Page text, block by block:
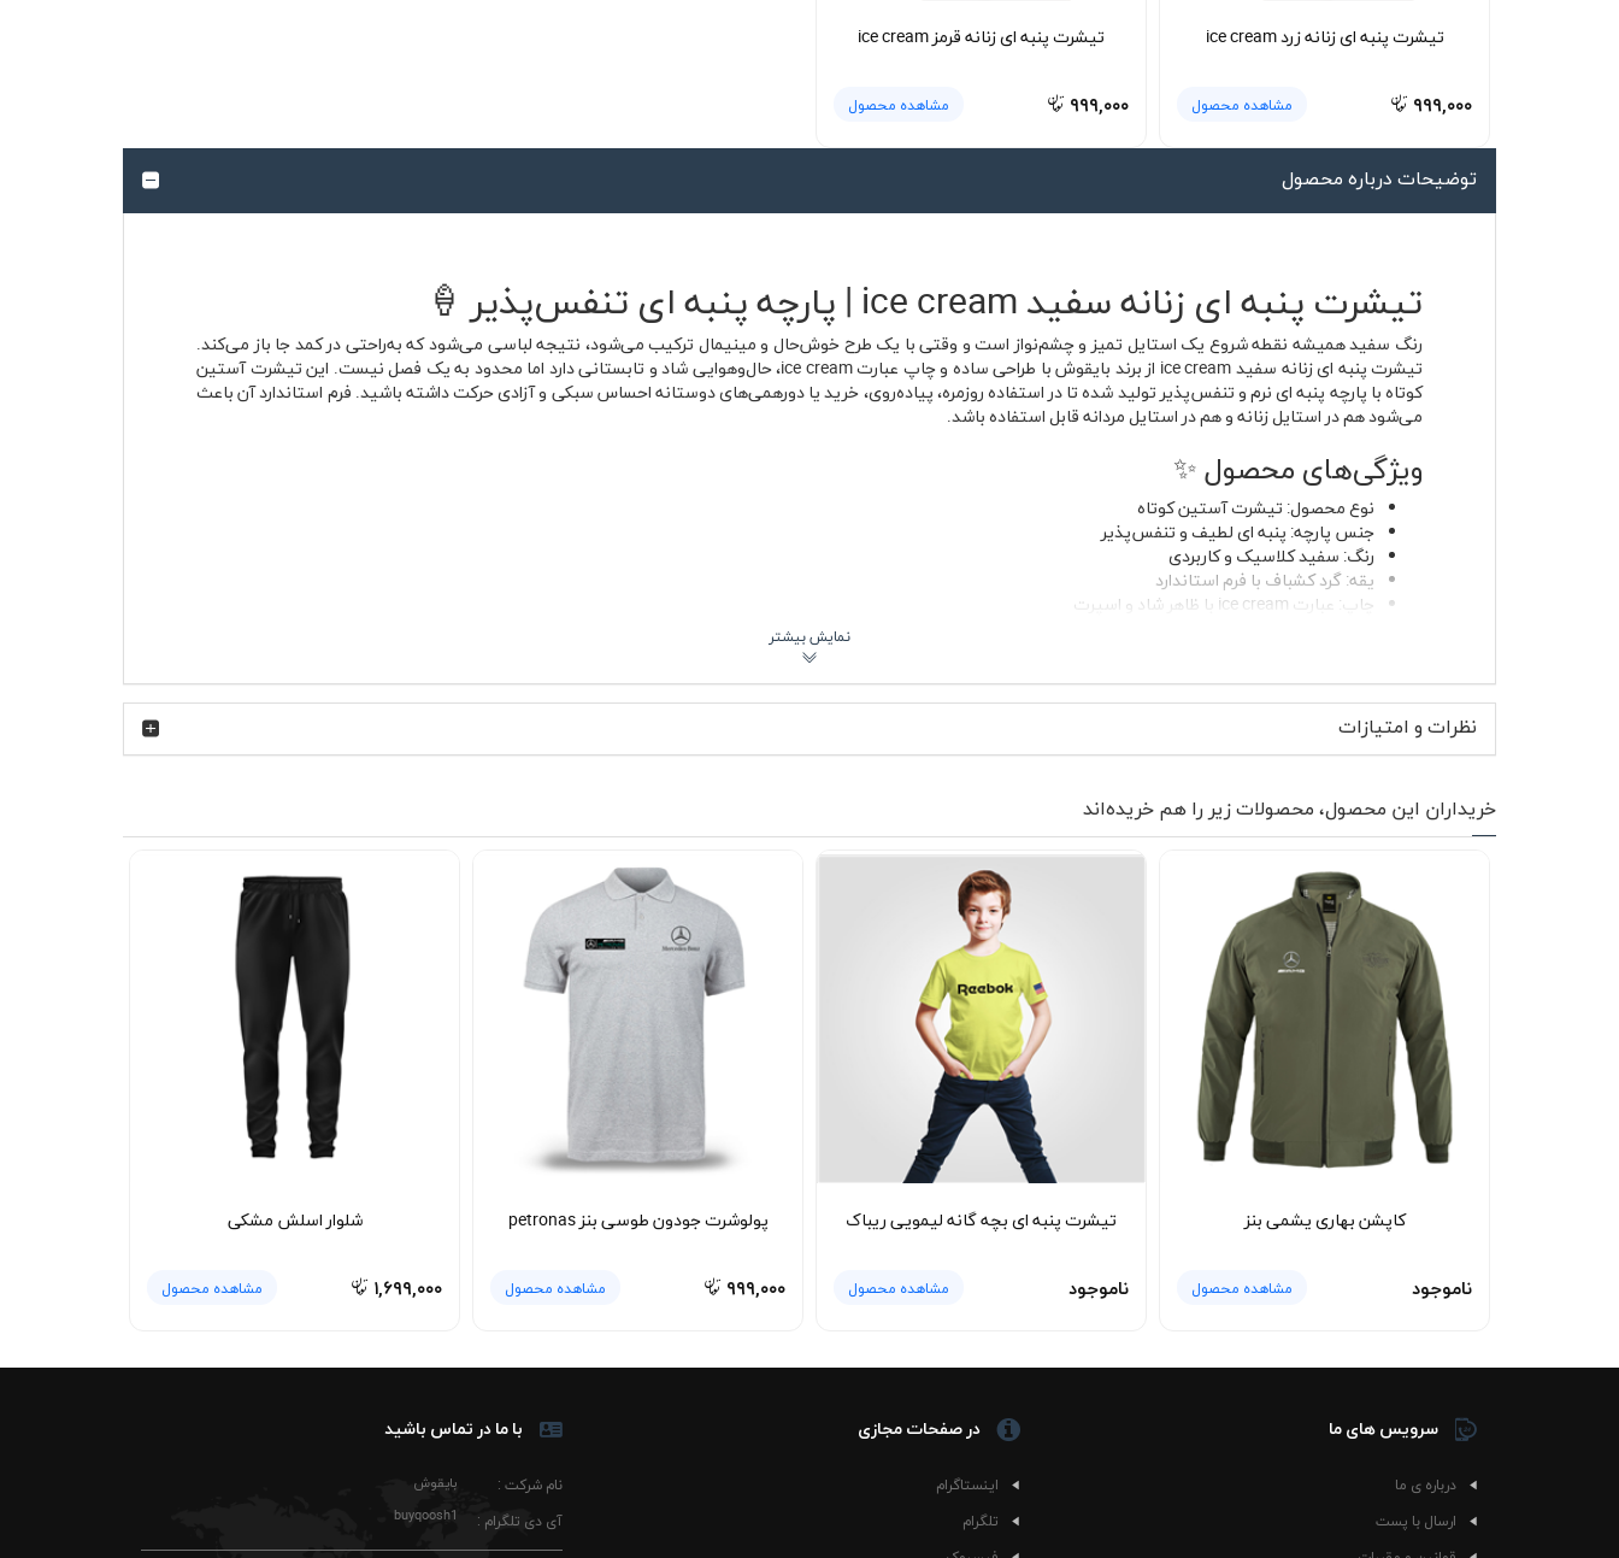
گردنی کلاه شو
تیشرت پنبه ای زنانه زرد ice cream
۹۹۹,۰۰۰ مشاهده محصول
تیشرت پنبه ای زنانه قرمز ice cream
۹۹۹,۰۰۰ مشاهده محصول
توضیحات درباره محصول
تیشرت پنبه ای زنانه سفید ice cream | پارچه پنبه ای تنفس‌پذیر 🍦
رنگ سفید همیشه نقطه شروع یک استایل تمیز و چشم‌نواز است و وقتی با یک طرح خوش‌حال و مینیمال ترکیب می‌شود، نتیجه لباسی می‌شود که به‌راحتی در کمد جا باز می‌کند.
تیشرت پنبه ای زنانه سفید ice cream از برند بایقوش با طراحی ساده و چاپ عبارت ice cream، حال‌وهوایی شاد و تابستانی دارد اما محدود به یک فصل نیست. این تیشرت آستین
کوتاه با پارچه پنبه ای نرم و تنفس‌پذیر تولید شده تا در استفاده روزمره، پیاده‌روی، خرید یا دورهمی‌های دوستانه احساس سبکی و آزادی حرکت داشته باشید. فرم استاندارد آن باعث
می‌شود هم در استایل زنانه و هم در استایل مردانه قابل استفاده باشد.
ویژگی‌های محصول ✨
نوع محصول: تیشرت آستین کوتاه
جنس پارچه: پنبه ای لطیف و تنفس‌پذیر
رنگ: سفید کلاسیک و کاربردی
یقه: گرد کشباف با فرم استاندارد
چاپ: عبارت ice cream با ظاهر شاد و اسپرت
پارچه پنبه ای به‌کاررفته در تیشرت پنبه ای زنانه سفید ice cream به‌گونه‌ای انتخاب شده که گردش هوا به‌خوبی انجام شود و بدن در طول روز احساس خنکی داشته باشد. بافت پارچه
نرم است اما در عین حال ایستایی مناسبی دارد و بعد از چندین بار شستشو فرم خود را حفظ می‌کند. یقه گرد کشباف به‌درستی روی گردن می‌نشیند و کش آن در طول زمان شل
نمی‌شود. چاپ ice cream جلوه‌ای سرزنده به لباس داده و در کنار رنگ سفید، کنتراست چشم‌نوازی ایجاد می‌کند که به‌راحتی با آیتم‌های مختلف ست می‌شود.
تیشرت پنبه ای زنانه سفید ice cream برای استایل روزمره انتخابی کاربردی است. می‌توانید آن را با شلوار جین آبی روشن یا تیره ست کنید تا یک ترکیب کلاسیک و همیشه‌جواب بده
تیشرت سفید را زیر کت جین یا بلیزر سبک پوشید. حتی در روزهای خنک‌تر سال، استفاده از آن زیر کاپشن یا هودی به دلیل پنبه ای بودن پارچه حس راحتی را حفظ می‌کند و لایه زیرین
خوش‌فرمی ایجاد می‌کند. رنگ سفید این تیشرت به‌راحتی با رنگ‌های پاستلی، صورتی ملایم، آبی آسمانی یا حتی مشکی و طوسی ترکیب می‌شود.
نحوه شستشو و نگهداری 🧼
برای حفظ کیفیت پارچه و دوام چاپ، شستشو با آب سرد توصیه می‌شود. بهتر است تیشرت را پشت‌ورو کرده و با لباس‌های همرنگ بشویید تا سفیدی آن شفاف بماند. استفاده از
شوینده ملایم و پرهیز از خشک‌کن با حرارت بالا به جلوگیری از تغییر فرم پارچه کمک می‌کند. با رعایت این نکات ساده، تیشرت پنبه ای زنانه سفید ice cream برای مدت طولانی بدون
پرزدهی و بدون آب‌رفت باقی می‌ماند و همان ظاهر مرتب روز اول را حفظ خواهد کرد.
تیشرت پنبه ای زنانه سفید ice cream ترکیبی از راحتی، طراحی شاد و کاربرد روزمره است؛ لباسی که می‌تواند پایه بسیاری از استایل‌های زنانه و مردانه باشد و در هر فصلی با یک لایه
مناسب، همچنان قابل استفاده بماند.
نظرات و امتیازات
خریداران این محصول، محصولات زیر را هم خریده‌اند
کاپشن بهاری یشمی بنز
ناموجود مشاهده محصول
تیشرت پنبه ای بچه گانه لیمویی ریباک
ناموجود مشاهده محصول
پولوشرت جودون طوسی بنز petronas
۹۹۹,۰۰۰ مشاهده محصول
شلوار اسلش مشکی
۱,۶۹۹,۰۰۰ مشاهده محصول
سرویس های ما
درباره ی ما
ارسال با پست
در صفحات مجازی
اینستاگرام
تلگرام
با ما در تماس باشید
نام شرکت :
آی دی تلگرام :
بایقوش
buyqoosh1